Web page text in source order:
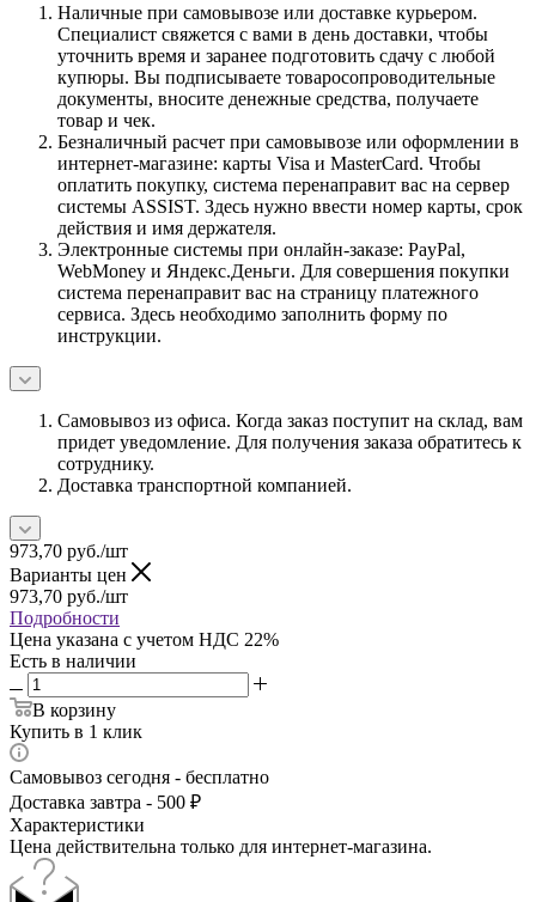
Наличные при самовывозе или доставке курьером.
Специалист свяжется с вами в день доставки, чтобы
уточнить время и заранее подготовить сдачу с любой
купюры. Вы подписываете товаросопроводительные
документы, вносите денежные средства, получаете
товар и чек.
Безналичный расчет при самовывозе или оформлении в
интернет-магазине: карты Visa и MasterCard. Чтобы
оплатить покупку, система перенаправит вас на сервер
системы ASSIST. Здесь нужно ввести номер карты, срок
действия и имя держателя.
Электронные системы при онлайн-заказе: PayPal,
WebMoney и Яндекс.Деньги. Для совершения покупки
система перенаправит вас на страницу платежного
сервиса. Здесь необходимо заполнить форму по
инструкции.
Самовывоз из офиса. Когда заказ поступит на склад, вам
придет уведомление. Для получения заказа обратитесь к
сотруднику.
Доставка транспортной компанией.
973,70 руб./шт
Варианты цен
973,70 руб./шт
Подробности
Цена указана с учетом НДС 22%
Есть в наличии
В корзину
Купить в 1 клик
Самовывоз сегодня - бесплатно
Доставка завтра - 500 ₽
Характеристики
Цена действительна только для интернет-магазина.